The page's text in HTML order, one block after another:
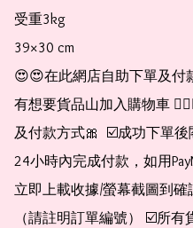
受重3kg
39×30 cm
😍😍在此網店自助下單及付
有想要貨品山加入購物車
及付款方式🎀  ☑️成功下單後
24小時內完成付款，如用
立即上載收據/螢幕截圖到確
（請註明訂單編號） ☑️所